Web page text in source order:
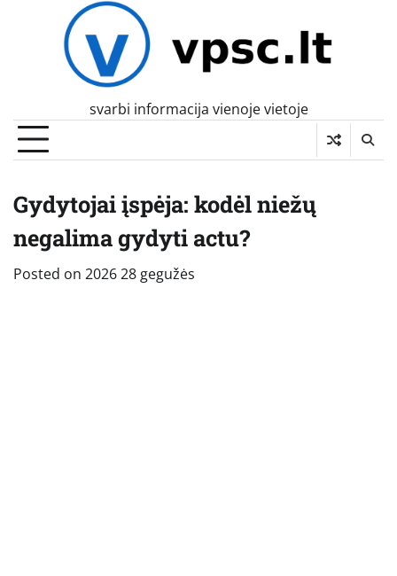
svarbi informacija vienoje vietoje
Gydytojai įspėja: kodėl niežų
negalima gydyti actu?
Posted on 2026 28 gegužės